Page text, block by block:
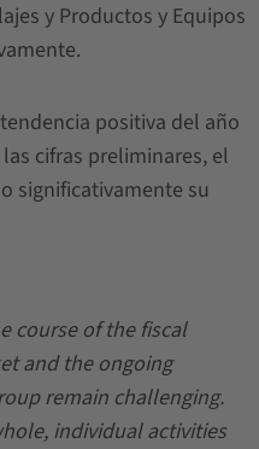
y Productos y Equipos
positiva del año
cifras preliminares, el
significativamente su
course of the fiscal
and the ongoing
remain challenging.
individual activities